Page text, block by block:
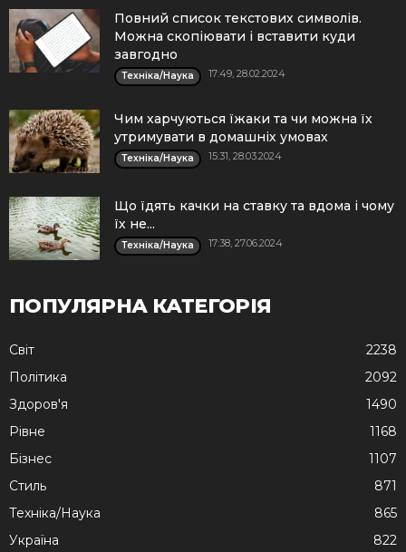
Повний список текстових символів.
Можна скопіювати і вставити куди
завгодно
Техніка/Наука 17:49, 28.02.2024
Чим харчуються їжаки та чи можна їх
утримувати в домашніх умовах
Техніка/Наука 15:31, 28.03.2024
Що їдять качки на ставку та вдома і чому
їх не...
Техніка/Наука 17:38, 27.06.2024
ПОПУЛЯРНА КАТЕГОРІЯ
Cвіт
2238
Політика
2092
Здоров'я
1490
Рівне
1168
Бізнес
1107
Стиль
871
Техніка/Наука
865
Україна
822